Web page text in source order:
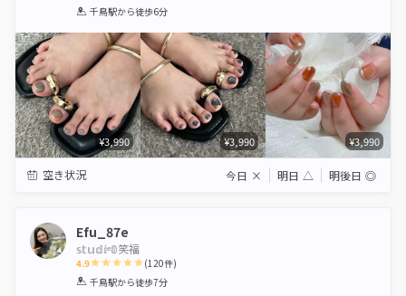
1 2 3 4 5
千鳥駅から徒歩6分
¥3,990 ¥3,990 ¥3,990
空き状況 今日 × 明日 △ 明後日 ◎
Efu_87e
𝕤𝕥𝕦𝕕𝕚ᵉ𝟘笑福
4.9
1 2 3 4 5
(120件)
千鳥駅から徒歩7分